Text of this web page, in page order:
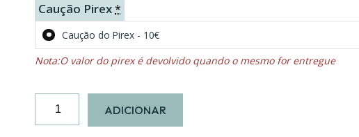
Caução Pirex*
Caução do Pirex - 10€
O valor do pirex é devolvido quando o mesmo for entregue
Quantidade
ADICIONAR